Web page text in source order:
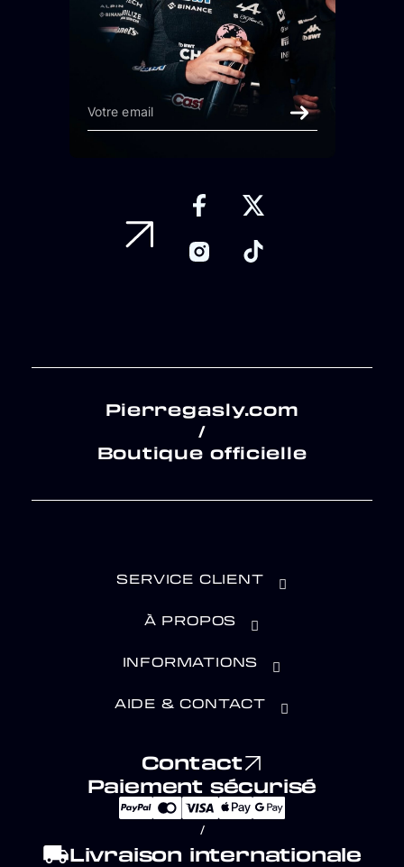
Pierregasly.com
/
Boutique officielle
SERVICE CLIENT
À PROPOS
INFORMATIONS
AIDE & CONTACT
Contact
Paiement sécurisé
/
local_shippingLivraison internationale